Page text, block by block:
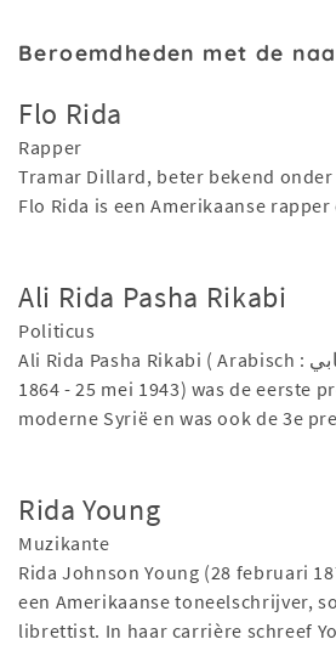
Beroemdheden met de
Flo Rida
Rapper
Tramar Dillard, beter bekend
Flo Rida is een Amerikaanse rapper
Ali Rida Pasha Rikabi
Politicus
Ali Rida Pasha Rikabi ( Arabisch : علي رضا باشا الركابي;‎
1864 - 25 mei 1943) was de eerste
moderne Syrië en was ook de 3e
Rida Young
Muzikante
Rida Johnson Young (28 februari
een Amerikaanse toneelschrijver,
librettist. In haar carrière schreef